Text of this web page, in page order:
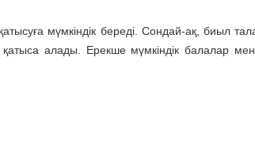
мүмкіндік береді. Сондай-ақ, биыл
қатыса алады. Ерекше мүмкіндік балалар